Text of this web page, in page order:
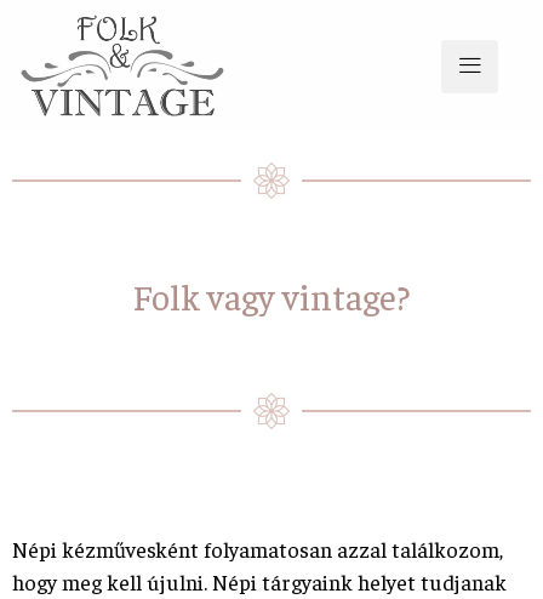
Folk vagy vintage?
Népi kézművesként folyamatosan azzal találkozom,
hogy meg kell újulni. Népi tárgyaink helyet tudjanak